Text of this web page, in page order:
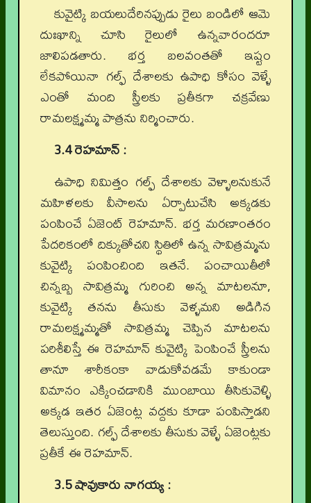
కువైట్కి బయలుదేరినప్పుడు రైలు బండిలో ఆమె
దుఃఖాన్ని చూసి రైలులో ఉన్నవారందరూ
జాలిపడతారు. భర్త బలవంతతో ఇష్టం
లేకపోయినా గల్ఫ్ దేశాలకు ఉపాధి కోసం వెళ్ళే
ఎంతో మంది స్త్రీలకు ప్రతీకగా చక్రవేణు
రామలక్ష్మమ్మ పాత్రను నిర్మించారు.
3.4 రెహమాన్ :
ఉపాధి నిమిత్తం గల్ఫ్ దేశాలకు వెళ్ళాలనుకునే
మహిళలకు వీసాలను ఏర్పాటుచేసి అక్కడకు
పంపించే ఏజెంట్ రెహమాన్. భర్త మరణాంతరం
పేదరికంలో దిక్కుతోచని స్థితిలో ఉన్న సావిత్రమ్మను
కువైట్కి పంపించింది ఇతనే. పంచాయితీలో
చిన్నబ్బ సావిత్రమ్మ గురించి అన్న మాటలనూ,
కువైట్కి తనను తీసుకు వెళ్ళమని అడిగిన
రామలక్ష్మమ్మతో సావిత్రమ్మ చెప్పిన మాటలను
పరిశీలిస్తే ఈ రెహమాన్ కువైట్కి పెంపించే స్త్రీలను
తానూ శారీకంకా వాడుకోవడమే కాకుండా
విమానం ఎక్కించడానికి ముంబాయి తీసికువెళ్ళి
అక్కడ ఇతర ఏజెంట్ల వద్దకు కూడా పంపిస్తాడని
తెలుస్తుంది. గల్ఫ్ దేశాలకు తీసుకు వెళ్ళే ఏజెంట్లకు
ప్రతీకే ఈ రెహమాన్.
3.5 షావుకారు నాగయ్య :